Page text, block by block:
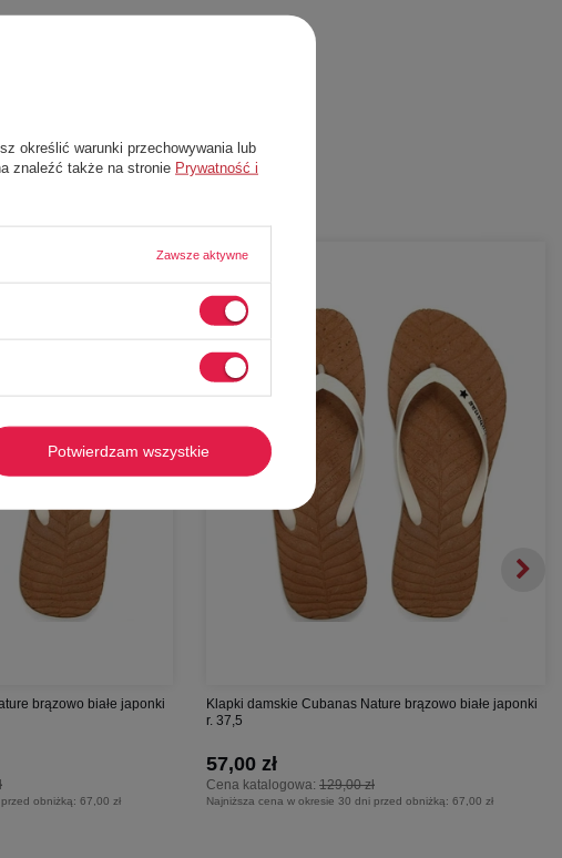
brązowo białe japonki
obniżką: 67,00 zł
Klapki damskie Cubanas Nature brązowo białe japonki
r. 37,5
Cena katalogowa: 129,00 zł
57,00 zł
Najniższa cena w okresie 30 dni przed obniżką: 67,00 zł
określić warunki przechowywania lub
znaleźć także na stronie Prywatność i
Zawsze aktywne
Potwierdzam wszystkie